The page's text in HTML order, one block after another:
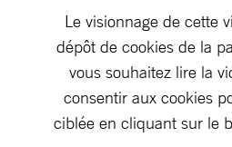
Le visionnage de cette
dépôt de cookies de la
vous souhaitez lire la
consentir aux cookies
ciblée en cliquant sur le